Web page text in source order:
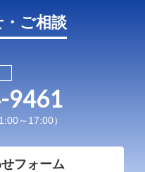
ご相談
9461
～17:00）
フォーム